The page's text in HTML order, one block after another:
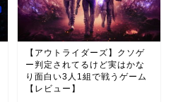
【アウトライダーズ】クソゲ
ー判定されてるけど実はかな
り面白い3人1組で戦うゲーム
【レビュー】